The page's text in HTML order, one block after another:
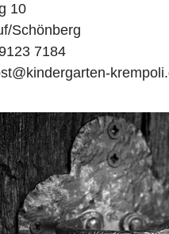
10
Schönberg
7184